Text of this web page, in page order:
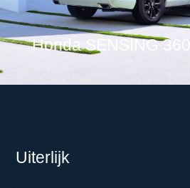
Honda SENSING 360
Uiterlijk